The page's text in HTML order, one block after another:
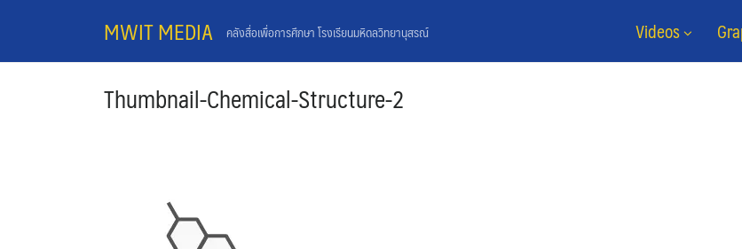
MWIT MEDIA คลังสื่อเพื่อการศึกษา โรงเรียนมหิดลวิทยานุสรณ์ Videos
Thumbnail-Chemical-Structure-2